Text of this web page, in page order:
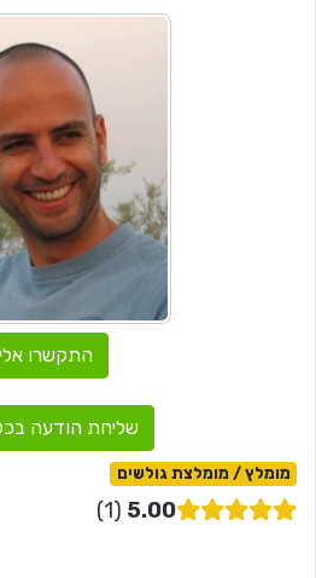
התקשרו אלי
שליחת הודעה
מומלץ / מומלצת גולשים
5.00
1